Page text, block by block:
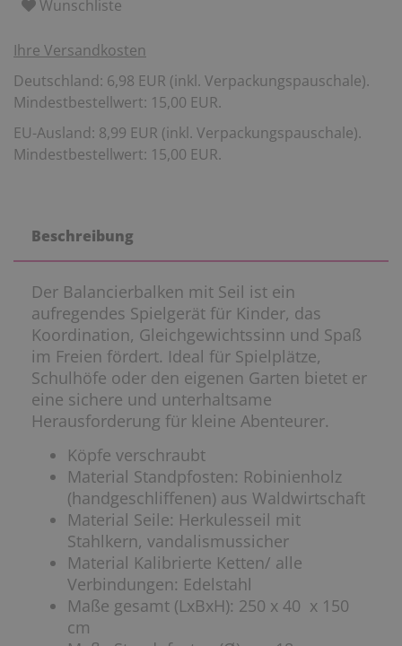
Wunschliste
Ihre Versandkosten
Deutschland: 6,98 EUR (inkl. Verpackungspauschale).
Mindestbestellwert: 15,00 EUR.
EU-Ausland: 8,99 EUR (inkl. Verpackungspauschale).
Mindestbestellwert: 15,00 EUR.
Beschreibung
Der Balancierbalken mit Seil ist ein
aufregendes Spielgerät für Kinder, das
Koordination, Gleichgewichtssinn und Spaß
im Freien fördert. Ideal für Spielplätze,
Schulhöfe oder den eigenen Garten bietet er
eine sichere und unterhaltsame
Herausforderung für kleine Abenteurer.
Köpfe verschraubt
Material Standpfosten: Robinienholz
(handgeschliffenen) aus Waldwirtschaft
Material Seile: Herkulesseil mit
Stahlkern, vandalismussicher
Material Kalibrierte Ketten/ alle
Verbindungen: Edelstahl
Maße gesamt (LxBxH): 250 x 40 x 150
cm